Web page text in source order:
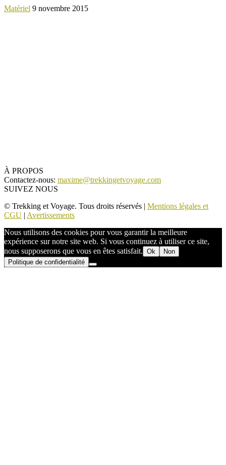
Matériel 9 novembre 2015
À PROPOS
Contactez-nous: maxime@trekkingetvoyage.com
SUIVEZ NOUS
© Trekking et Voyage. Tous droits réservés | Mentions légales et
CGU | Avertissements
Nous utilisons des cookies pour vous garantir la meilleure
expérience sur notre site web. Si vous continuez à utiliser ce site,
nous supposerons que vous en êtes satisfait. Ok
Non
Politique de confidentialité